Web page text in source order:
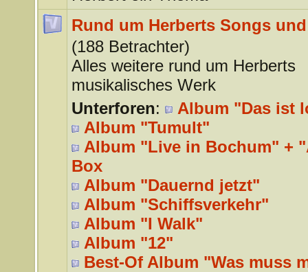
Rund um Herberts Songs
(188 Betrachter)
Alles weitere rund um Herberts
musikalisches Werk
Unterforen:
Album "Das ist
Album "Tumult"
Album "Live in Bochum" +
Box
Album "Dauernd jetzt"
Album "Schiffsverkehr"
Album "I Walk"
Album "12"
Best-Of Album "Was muss